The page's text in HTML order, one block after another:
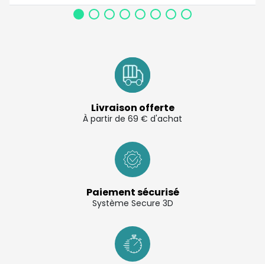
Livraison offerte
À partir de 69 € d'achat
Paiement sécurisé
Système Secure 3D